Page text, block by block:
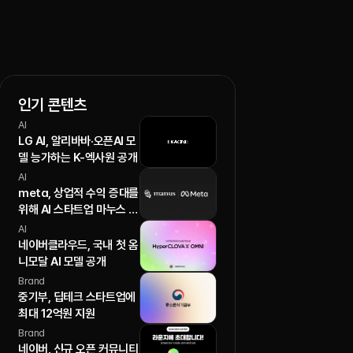
인기 콘텐츠
AI
LG AI, 알리바바·오픈AI 모
델 능가하는 K-엑사원 공개
AI
meta, 상업적 수익 증대를
위해 AI 스타트업 마누스 인
수
AI
네이버클라우드, 국내 첫 옴
니모달 AI 모델 공개
Brand
중기부, 딥테크 스타트업에
최대 12억원 지원
Brand
네이버, 신규 오픈 커뮤니티